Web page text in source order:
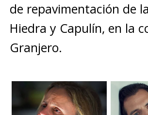
de repavimentación de
Hiedra y Capulín, en la
Granjero.